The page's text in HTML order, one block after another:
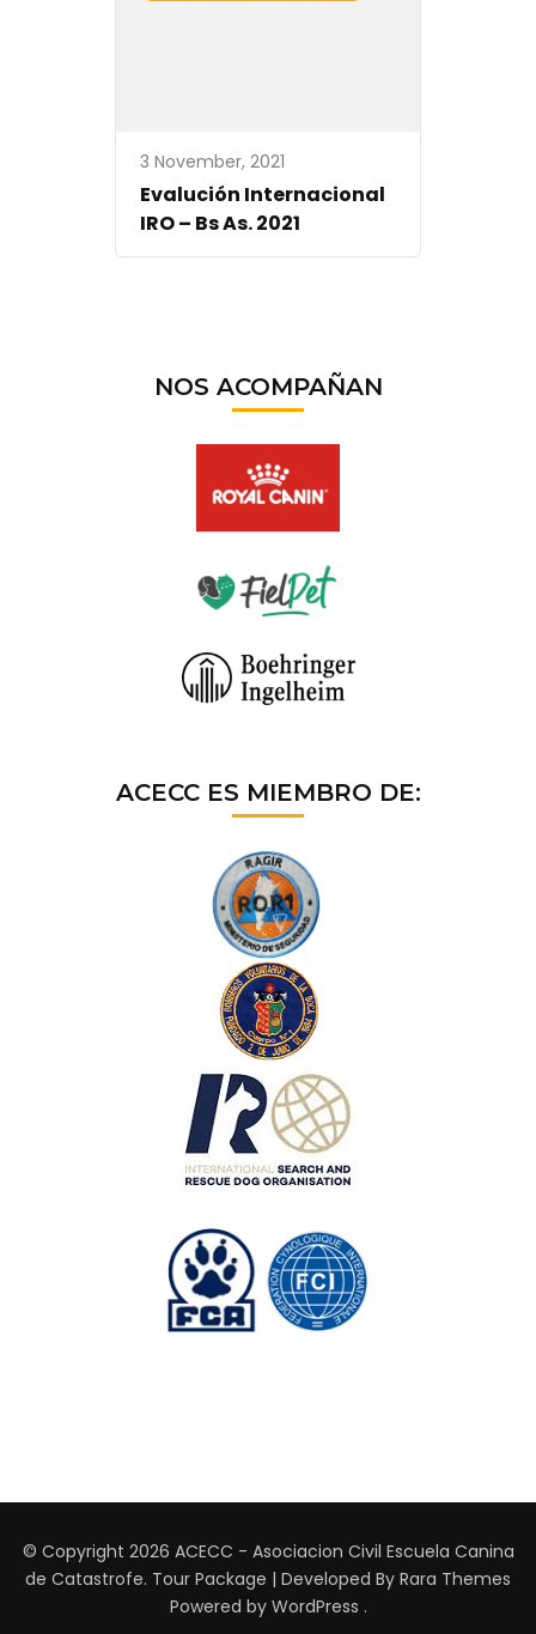
3 November, 2021
Evalución Internacional
IRO – Bs As. 2021
NOS ACOMPAÑAN
ACECC ES MIEMBRO DE:
© Copyright 2026 ACECC - Asociacion Civil Escuela Canina
de Catastrofe. Tour Package | Developed By Rara Themes
Powered by WordPress .